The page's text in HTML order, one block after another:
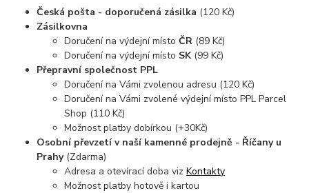
Česká pošta - doporučená zásilka (120 Kč)
Zásilkovna
Doručení na výdejní místoČR (89 Kč)
Doručení na výdejní místo SK(99 Kč)
Přepravní společnost PPL
Doručení na Vámi zvolenou adresu (120 Kč)
Doručení na Vámi zvolené výdejní místo PPL Parcel
Shop (110 Kč)
Možnost platby dobírkou (+30Kč)
Osobní převzetí v naší kamenné prodejně - Říčany u
Prahy (Zdarma)
Adresa a otevírací doba vizKontakty
Možnost platby hotově i kartou